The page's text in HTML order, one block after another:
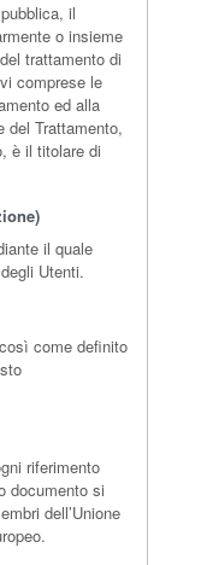
il
o insieme
trattamento di
comprese le
ed alla
del Trattamento,
è il titolare di
il quale
Utenti.
come definito
riferimento
documento si
dell’Unione